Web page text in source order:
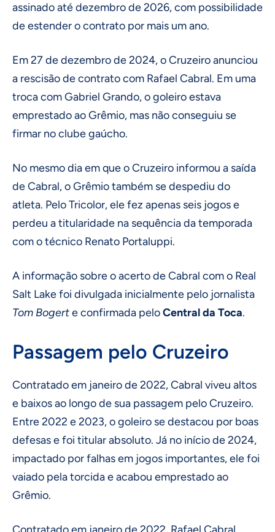
assinado até dezembro de 2026, com possibilidade
de estender o contrato por mais um ano.
Em 27 de dezembro de 2024, o Cruzeiro anunciou
a rescisão de contrato com Rafael Cabral. Em uma
troca com Gabriel Grando, o goleiro estava
emprestado ao Grêmio, mas não conseguiu se
firmar no clube gaúcho.
No mesmo dia em que o Cruzeiro informou a saída
de Cabral, o Grêmio também se despediu do
atleta. Pelo Tricolor, ele fez apenas seis jogos e
perdeu a titularidade na sequência da temporada
com o técnico Renato Portaluppi.
A informação sobre o acerto de Cabral com o Real
Salt Lake foi divulgada inicialmente pelo jornalista
Tom Bogerte confirmada peloCentral da Toca.
Passagem pelo Cruzeiro
Contratado em janeiro de 2022, Cabral viveu altos
e baixos ao longo de sua passagem pelo Cruzeiro.
Entre 2022 e 2023, o goleiro se destacou por boas
defesas e foi titular absoluto. Já no início de 2024,
impactado por falhas em jogos importantes, ele foi
vaiado pela torcida e acabou emprestado ao
Grêmio.